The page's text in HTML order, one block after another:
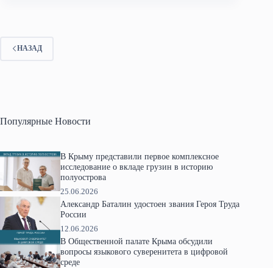
НАЗАД
Популярные Новости
В Крыму представили первое комплексное
исследование о вкладе грузин в историю
полуострова
25.06.2026
Александр Баталин удостоен звания Героя Труда
России
12.06.2026
В Общественной палате Крыма обсудили
вопросы языкового суверенитета в цифровой
среде